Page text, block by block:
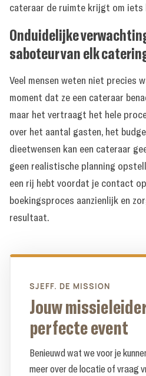
cateraar de ruimte krijgt om
Onduidelijke
saboteur van elk
Veel mensen weten niet precies
moment dat ze een cateraar
maar het vertraagt het hele
over het aantal gasten, het
dieetwensen kan een cateraar
geen realistische planning
een rij hebt voordat je contact
boekingsproces aanzienlijk en
resultaat.
SJEFF. DE MISSION
Jouw
perfecte event
Benieuwd wat we voor je
meer over de locatie of vraag